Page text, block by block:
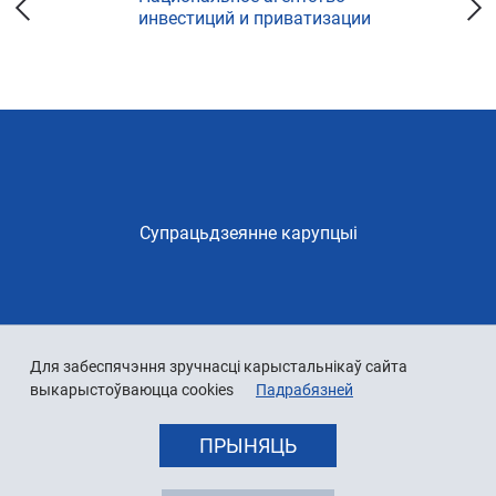
Для забеспячэння зручнасці карыстальнікаў сайта
выкарыстоўваюцца cookies
Падрабязней
ПРЫНЯЦЬ
инвестиций и приватизации
Супрацьдзеянне карупцыі